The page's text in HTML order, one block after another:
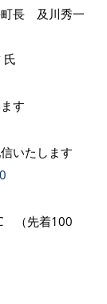
町長 及川秀一
氏
す
いたします
（先着100